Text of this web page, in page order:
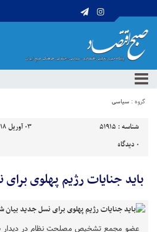
گروه : سیاسی
شناسه : 51915
03 آوریل 2018 - 15:10
0 دیدگاه
باید جنایات رژیم پهلوی
عضو مجمع تشخیص مصلحت نظام در دیدار